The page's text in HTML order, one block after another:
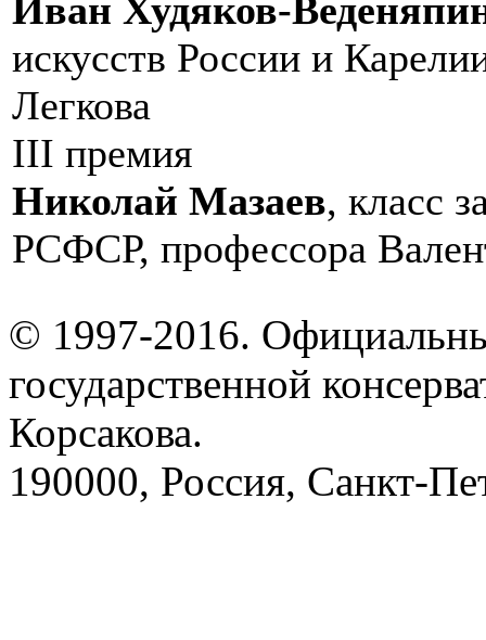
Иван Худяков-
искусств России и
Легкова
III премия
Николай Мазаев, класс
РСФСР, профессора
© 1997-2016.
государственной
Корсакова.
190000, Россия, Санкт-